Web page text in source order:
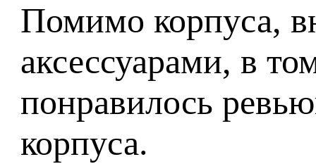
Помимо корпуса,
аксессуарами, в
понравилось
корпуса.